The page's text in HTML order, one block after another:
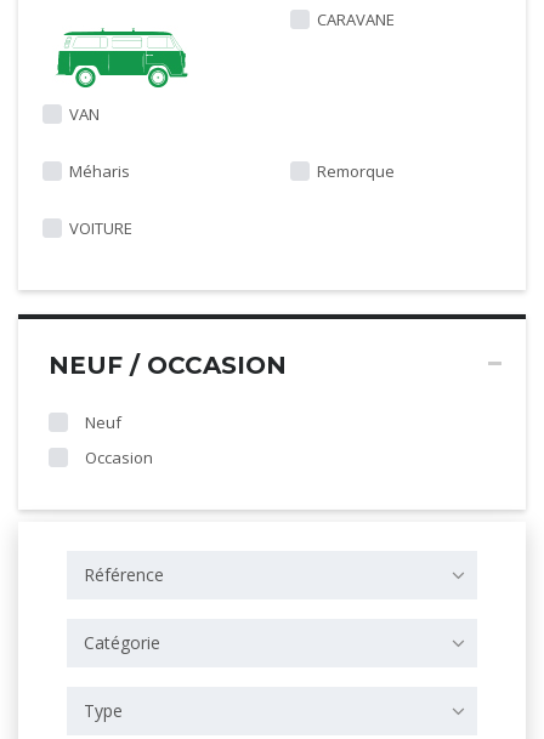
VAN
CARAVANE
Méharis Remorque
VOITURE
NEUF / OCCASION
Neuf
Occasion
Référence
Catégorie
Type